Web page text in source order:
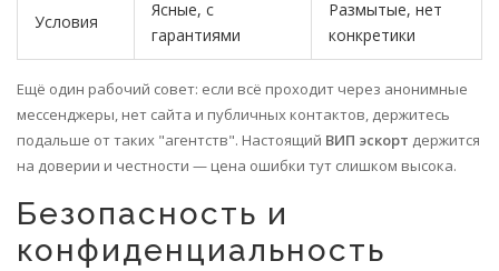
Условия
Ясные, с
гарантиями
Размытые, нет
конкретики
Ещё один рабочий совет: если всё проходит через анонимные
мессенджеры, нет сайта и публичных контактов, держитесь
подальше от таких "агентств". Настоящий ВИП эскорт держится
на доверии и честности — цена ошибки тут слишком высока.
Безопасность и
конфиденциальность